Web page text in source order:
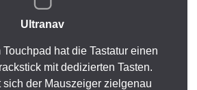
Ultranav
hat die Tastatur einen
mit dedizierten Tasten.
sich der Mauszeiger zielgenau